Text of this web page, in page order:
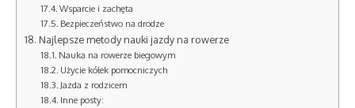
Wsparcie i zachęta
Bezpieczeństwo na drodze
Najlepsze metody nauki jazdy na rowerze
Nauka na rowerze biegowym
Użycie kółek pomocniczych
Jazda z rodzicem
Inne posty: